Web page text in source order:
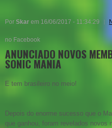
Por Skar em 16/06/2017 - 11:34:29
no Facebook
ANUNCIADO NOVOS
SONIC MANIA
E tem brasileiro no meio!
Depois do enorme sucesso que o
que ganhou, foram revelados novos